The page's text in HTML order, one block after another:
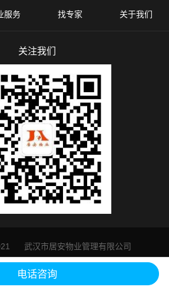
服务 找专家 关于我们
关注我们
武汉市居安物业管理有限公司
鄂ICP备19003554号
犀牛云提供企业云服务
电话咨询